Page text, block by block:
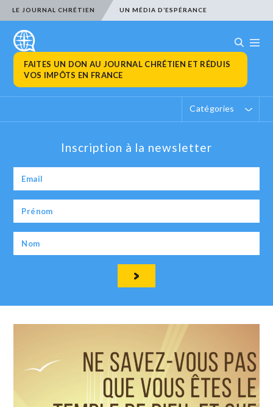
LE JOURNAL CHRÉTIEN UN MÉDIA D’ESPÉRANCE
FAITES UN DON AU JOURNAL CHRÉTIEN ET RÉDUIS
VOS IMPÔTS EN FRANCE
Catégories
Inscription à la newsletter